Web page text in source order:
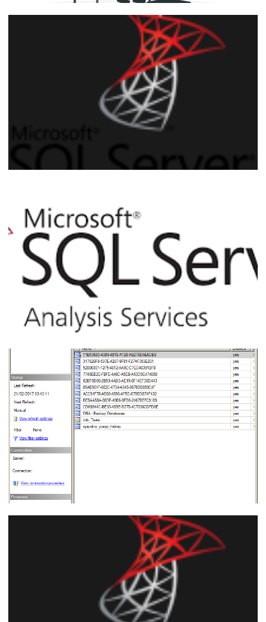
Powershell - Script para listar e exportar
para CSV todos os arquivos um diretório
com atributos nome , diretório, tamanho
2 min de leitura
RTF para texto (Remover tags RTF)
utilizando o CLR (C#) ou Powershell
08 de agosto de 2017 8 min de leitura
Analysis Services - Como utilizar XLMA
ou Powershell para processar cubos e
dimensões via linha de comando (T-SQL)
ou Job do SQL Agent
06 de agosto de 2017 10 min de leitura
SQL Server - Como fazer backup de todos
os jobs do SQL Agent via linha de
comando (CLR C# ou Powershell)
9 min de leitura